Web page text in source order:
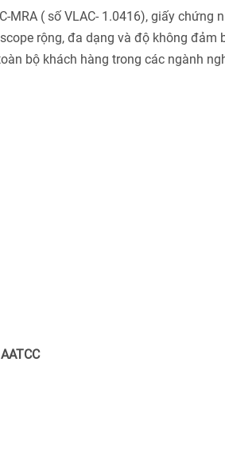
MRA ( số VLAC- 1.0416), giấy chứng
rộng, đa dạng và độ không đảm
bộ khách hàng trong các ngành
AATCC